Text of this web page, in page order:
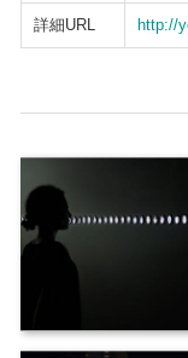
詳細URL http://